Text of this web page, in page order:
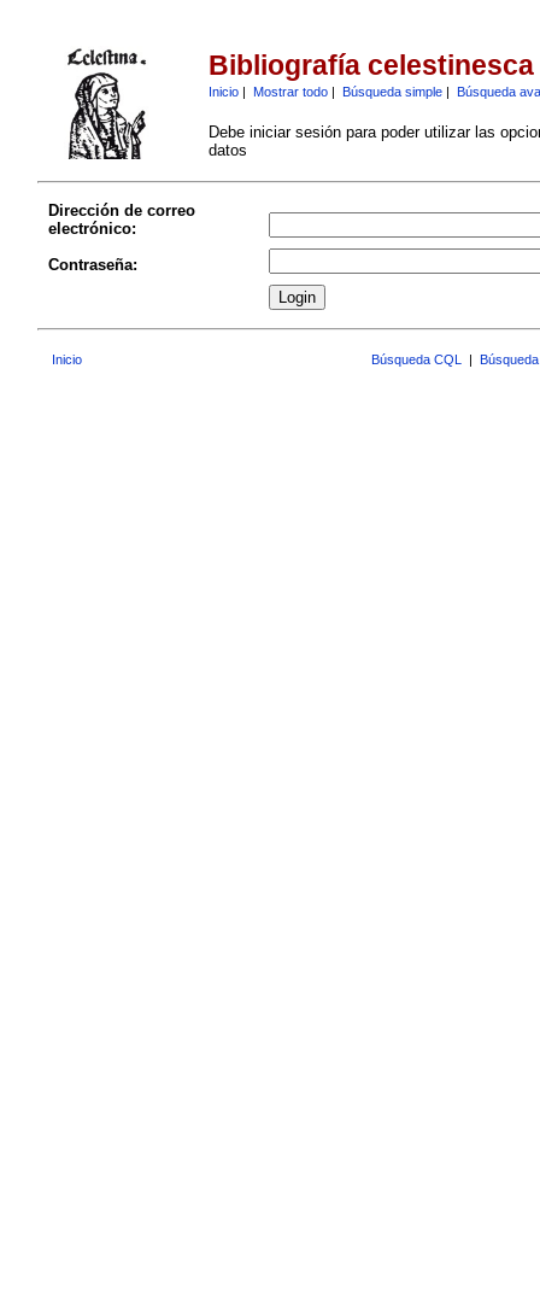
Bibliografía celestinesca
Inicio| Mostrar todo| Búsqueda simple| Búsqueda
Debe iniciar sesión para poder utilizar las
datos
Dirección de correo
electrónico:
Contraseña:
Inicio Búsqueda CQL |